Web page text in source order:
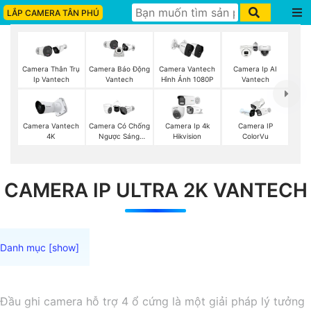
LẮP CAMERA TÂN PHÚ
Camera Thân Trụ
Ip Vantech
Camera Báo Động
Vantech
Camera Vantech
Hình Ảnh 1080P
Camera Ip AI
Vantech
Camera Vantech
4K
Camera Có Chống
Ngược Sáng
Camera Ip 4k
Hikvision
Camera IP
ColorVu
CAMERA IP ULTRA 2K VANTECH
Đầu ghi camera hỗ trợ 4 ổ cứng là một giải pháp lý tưởng